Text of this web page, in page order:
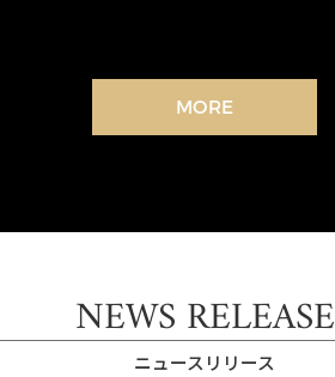
MORE
NEWS RELEASE
ニュースリリース